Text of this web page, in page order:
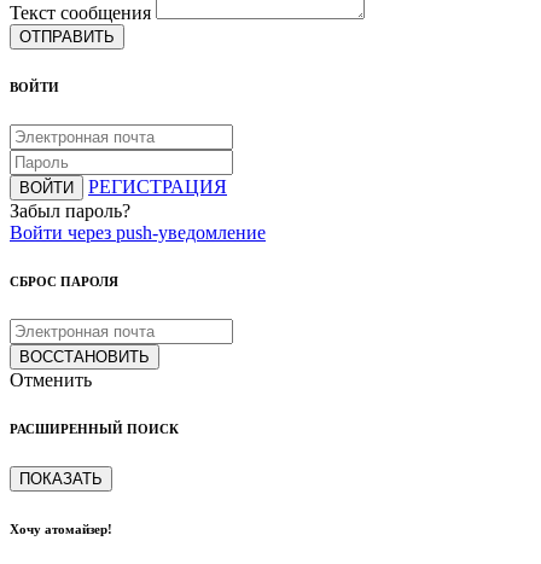
Текст сообщения
ОТПРАВИТЬ
ВОЙТИ
ВОЙТИ
РЕГИСТРАЦИЯ
Забыл пароль?
Войти через push-уведомление
СБРОС ПАРОЛЯ
ВОССТАНОВИТЬ
Отменить
РАСШИРЕННЫЙ ПОИСК
ПОКАЗАТЬ
Хочу атомайзер!